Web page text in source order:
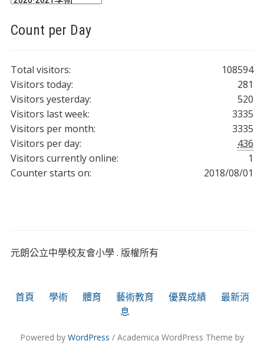
Count per Day
108594
Total visitors:
281
Visitors today:
520
Visitors yesterday:
3335
Visitors last week:
3335
Visitors per month:
436
Visitors per day:
1
Visitors currently online:
2018/08/01
Counter starts on:
元朗公立中學校友會小學 . 版權所有
首頁 學術 體育 藝術教育 優異成績
最新消
息
Powered by WordPress / Academica WordPress Theme by